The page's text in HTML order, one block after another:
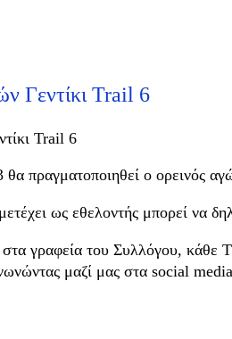
Γεντίκι Trail 6
Trail 6
πραγματοποιηθεί ο ορεινός
ως εθελοντής μπορεί να
γραφεία του Συλλόγου, κάθε
μαζί μας στα social